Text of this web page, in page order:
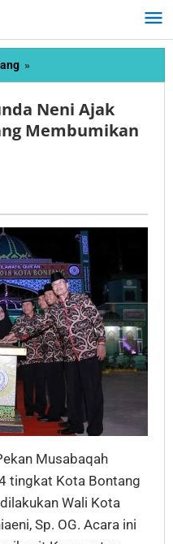
»
Pekan
Bunda
Neni
Membumikan
Neni Ajak
Membumikan
Musabaqah
tingkat Kota Bontang
Wali Kota
Sp. OG. Acara ini